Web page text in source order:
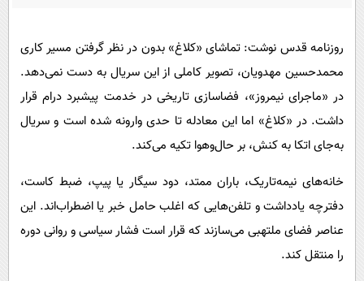
فناوری
حوادث
محیط زیست
فرهنگی
بین الملل
روانشناسی
آشپزی
روزنامه قدس نوشت: تماشای «کلاغ» بدون در نظر گرفتن مسیر کاری
محمدحسین مهدویان، تصویر کاملی از این سریال به دست نمی‌دهد.
در «ماجرای نیمروز»، فضاسازی تاریخی در خدمت پیشبرد درام قرار
داشت. در «کلاغ» اما این معادله تا حدی وارونه شده است و سریال
به‌جای اتکا به کنش، بر حال‌وهوا تکیه می‌کند.
خانه‌های نیمه‌تاریک، باران ممتد، دود سیگار یا پیپ، ضبط کاست،
دفترچه یادداشت و تلفن‌هایی که اغلب حامل خبر یا اضطراب‌اند. این
عناصر فضای ملتهبی می‌سازند که قرار است فشار سیاسی و روانی دوره
را منتقل کند.